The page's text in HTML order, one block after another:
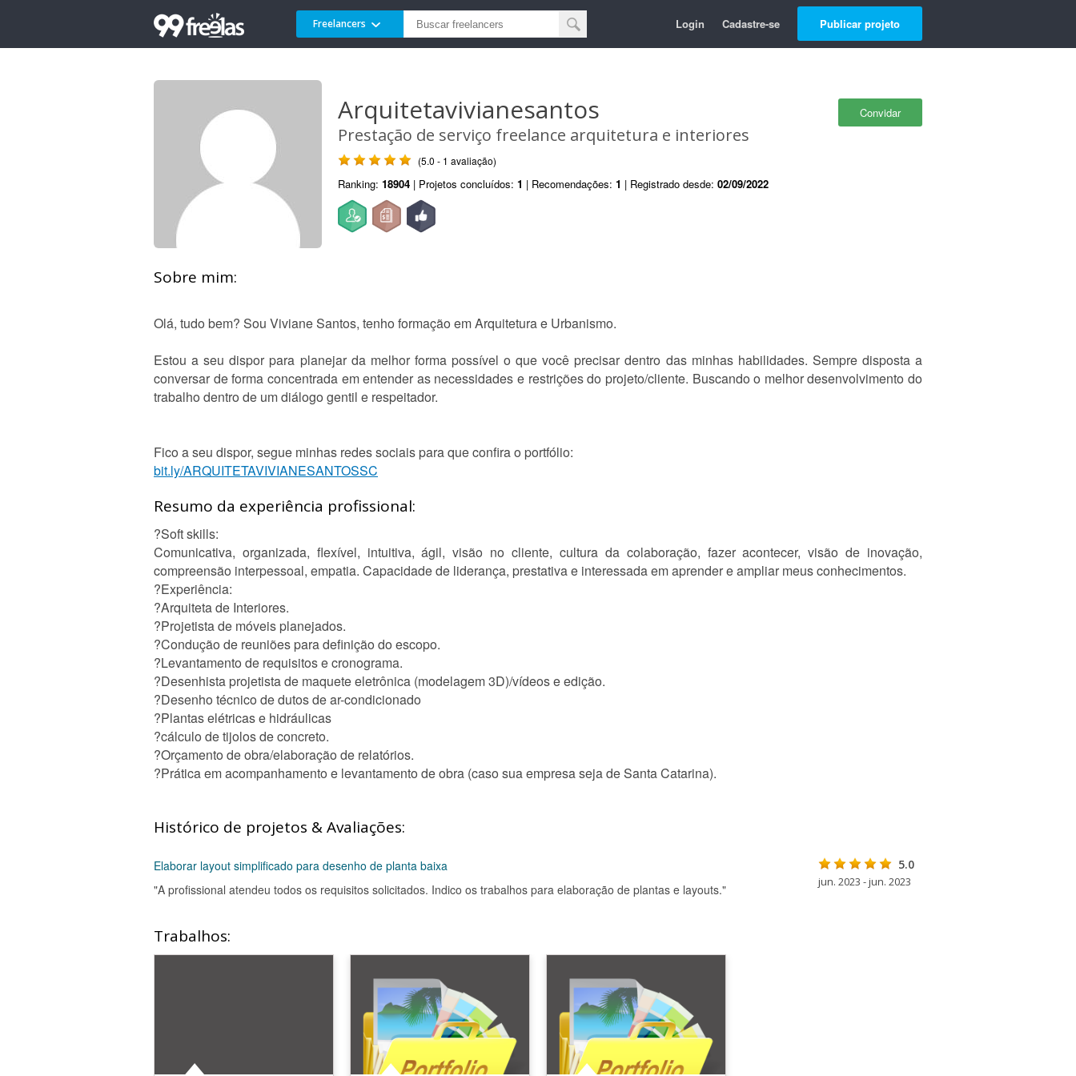
Freelancers Login Cadastre-se Publicar projeto
Convidar
Arquitetavivianesantos
Prestação de serviço freelance arquitetura e interiores
(5.0 - 1 avaliação)
Ranking: 18904 | Projetos concluídos: 1 | Recomendações: 1 | Registrado desde: 02/09/2022
Sobre mim:
Olá, tudo bem? Sou Viviane Santos, tenho formação em Arquitetura e Urbanismo.
Estou a seu dispor para planejar da melhor forma possível o que você precisar dentro das minhas habilidades. Sempre disposta a
conversar de forma concentrada em entender as necessidades e restrições do projeto/cliente. Buscando o melhor desenvolvimento do
trabalho dentro de um diálogo gentil e respeitador.
Fico a seu dispor, segue minhas redes sociais para que confira o portfólio:
bit.ly/ARQUITETAVIVIANESANTOSSC
Resumo da experiência profissional:
?Soft skills:
Comunicativa, organizada, flexível, intuitiva, ágil, visão no cliente, cultura da colaboração, fazer acontecer, visão de inovação,
compreensão interpessoal, empatia. Capacidade de liderança, prestativa e interessada em aprender e ampliar meus conhecimentos.
?Experiência:
?Arquiteta de Interiores.
?Projetista de móveis planejados.
?Condução de reuniões para definição do escopo.
?Levantamento de requisitos e cronograma.
?Desenhista projetista de maquete eletrônica (modelagem 3D)/vídeos e edição.
?Desenho técnico de dutos de ar-condicionado
?Plantas elétricas e hidráulicas
?cálculo de tijolos de concreto.
?Orçamento de obra/elaboração de relatórios.
?Prática em acompanhamento e levantamento de obra (caso sua empresa seja de Santa Catarina).
Histórico de projetos & Avaliações:
Elaborar layout simplificado para desenho de planta baixa
"A profissional atendeu todos os requisitos solicitados. Indico os trabalhos para elaboração de plantas e layouts."
5.0
jun. 2023 - jun. 2023
Trabalhos: